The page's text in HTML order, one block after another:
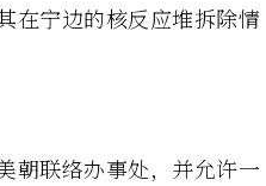
在宁边的核反应堆拆除情
朝联络办事处，并允许一